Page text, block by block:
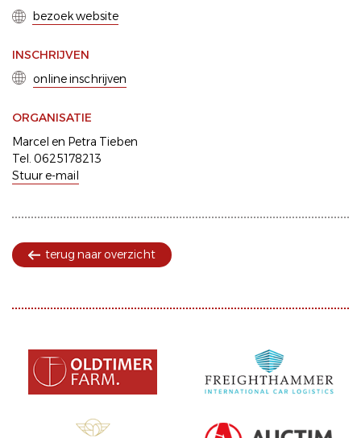
bezoek website
INSCHRIJVEN
online inschrijven
ORGANISATIE
Marcel en Petra Tieben
Tel. 0625178213
Stuur e-mail
terug naar overzicht